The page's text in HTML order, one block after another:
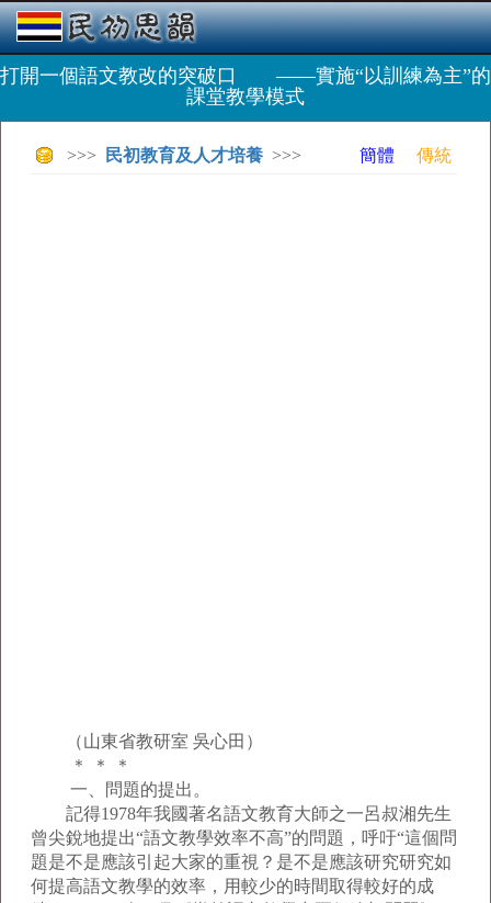
打開一個語文教改的突破口 ——實施“以訓練為主”的
課堂教學模式
>>> 民初教育及人才培養 >>> 簡體 傳統
（山東省教研室 吳心田）
＊ ＊ ＊
一、問題的提出。
記得1978年我國著名語文教育大師之一呂叔湘先生
曾尖銳地提出“語文教學效率不高”的問題，呼吁“這個問
題是不是應該引起大家的重視？是不是應該研究研究如
何提高語文教學的效率，用較少的時間取得較好的成